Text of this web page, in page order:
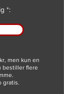
*:
men kun en
bestiller flere
gratis.